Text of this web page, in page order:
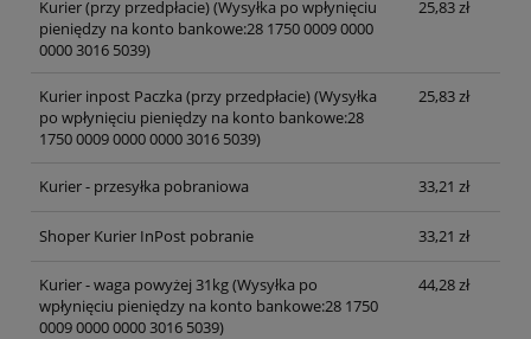
Kurier (przy przedpłacie)(Wysyłka po wpłynięciu
pieniędzy na konto bankowe:28 1750 0009 0000
0000 3016 5039)
25,83 zł
Kurier inpost Paczka (przy przedpłacie)(Wysyłka
po wpłynięciu pieniędzy na konto bankowe:28
1750 0009 0000 0000 3016 5039)
25,83 zł
Kurier - przesyłka pobraniowa 33,21 zł
Shoper Kurier InPost pobranie 33,21 zł
Kurier - waga powyżej 31kg(Wysyłka po
wpłynięciu pieniędzy na konto bankowe:28 1750
0009 0000 0000 3016 5039)
44,28 zł